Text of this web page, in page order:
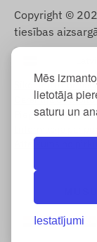
Mēs
lietotāja
saturu un
Iestatījumi
Copyright ©
tiesības
Sīkdatņu
Garantija un
Piegādes